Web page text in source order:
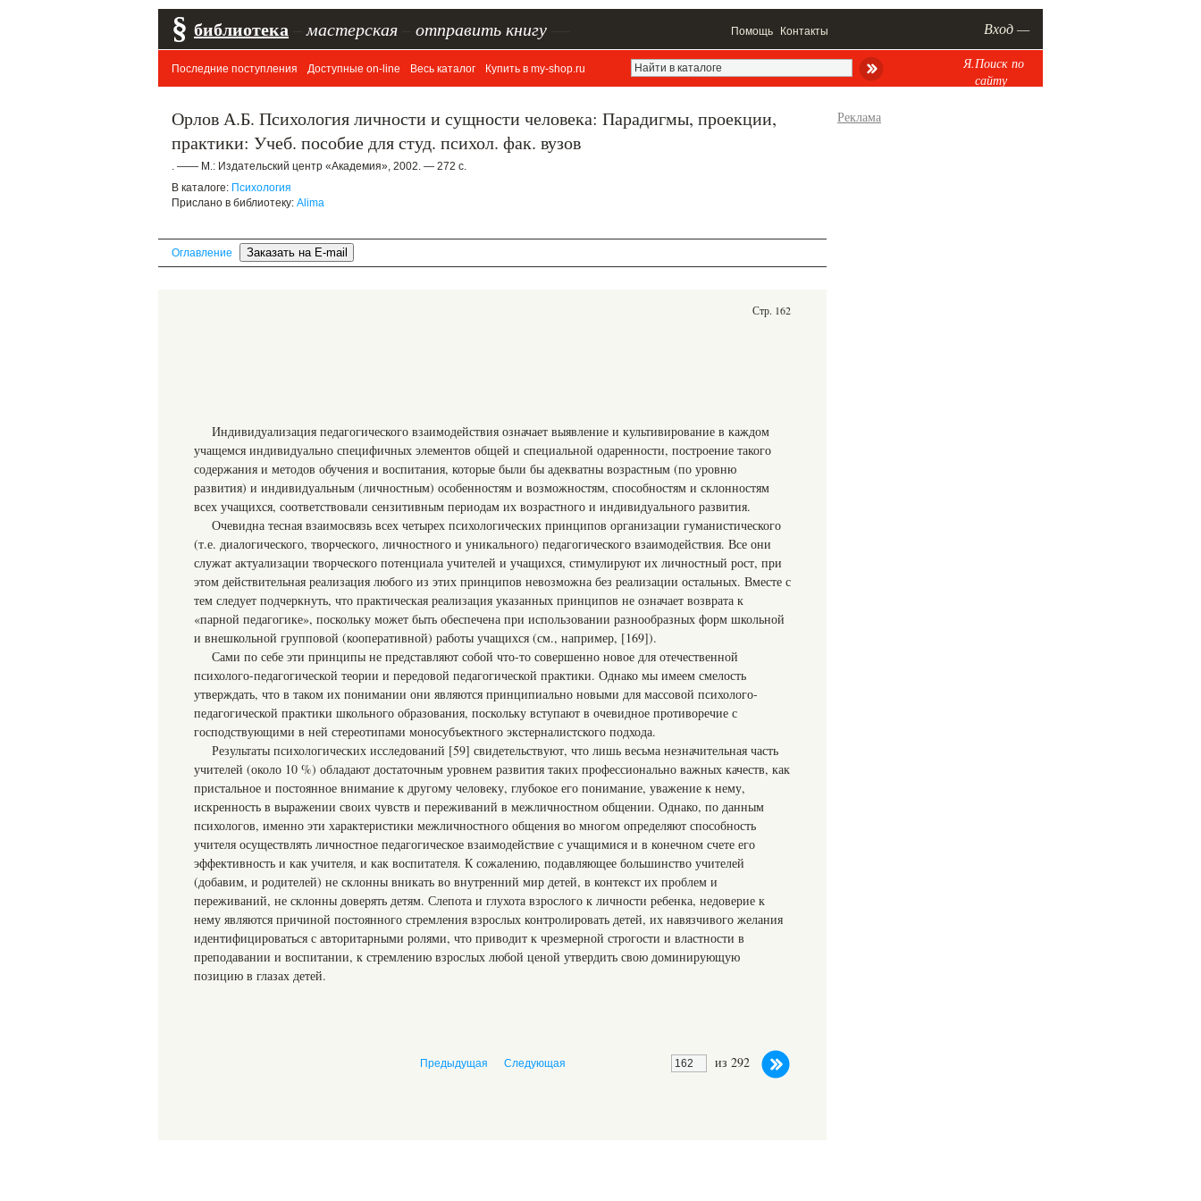
§ библиотека мастерская отправить книгу Помощь Контакты Вход —
Последние поступления Доступные on-line Весь каталог Купить в my-shop.ru
Я.Поиск по
сайту
Орлов А.Б. Психология личности и сущности человека: Парадигмы, проекции,
практики: Учеб. пособие для студ. психол. фак. вузов
. —— М.: Издательский центр «Академия», 2002. — 272 с.
В каталоге: Психология
Прислано в библиотеку: Alima
Оглавление
Стр. 162
Индивидуализация педагогического взаимодействия означает выявление и культивирование в каждом
учащемся индивидуально специфичных элементов общей и специальной одаренности, построение такого
содержания и методов обучения и воспитания, которые были бы адекватны возрастным (по уровню
развития) и индивидуальным (личностным) особенностям и возможностям, способностям и склонностям
всех учащихся, соответствовали сензитивным периодам их возрастного и индивидуального развития.
Очевидна тесная взаимосвязь всех четырех психологических принципов организации гуманистического
(т.е. диалогического, творческого, личностного и уникального) педагогического взаимодействия. Все они
служат актуализации творческого потенциала учителей и учащихся, стимулируют их личностный рост, при
этом действительная реализация любого из этих принципов невозможна без реализации остальных. Вместе с
тем следует подчеркнуть, что практическая реализация указанных принципов не означает возврата к
«парной педагогике», поскольку может быть обеспечена при использовании разнообразных форм школьной
и внешкольной групповой (кооперативной) работы учащихся (см., например, [169]).
Сами по себе эти принципы не представляют собой что-то совершенно новое для отечественной
психолого-педагогической теории и передовой педагогической практики. Однако мы имеем смелость
утверждать, что в таком их понимании они являются принципиально новыми для массовой психолого-
педагогической практики школьного образования, поскольку вступают в очевидное противоречие с
господствующими в ней стереотипами моносубъектного экстерналистского подхода.
Результаты психологических исследований [59] свидетельствуют, что лишь весьма незначительная часть
учителей (около 10 %) обладают достаточным уровнем развития таких профессионально важных качеств, как
пристальное и постоянное внимание к другому человеку, глубокое его понимание, уважение к нему,
искренность в выражении своих чувств и переживаний в межличностном общении. Однако, по данным
психологов, именно эти характеристики межличностного общения во многом определяют способность
учителя осуществлять личностное педагогическое взаимодействие с учащимися и в конечном счете его
эффективность и как учителя, и как воспитателя. К сожалению, подавляющее большинство учителей
(добавим, и родителей) не склонны вникать во внутренний мир детей, в контекст их проблем и
переживаний, не склонны доверять детям. Слепота и глухота взрослого к личности ребенка, недоверие к
нему являются причиной постоянного стремления взрослых контролировать детей, их навязчивого желания
идентифицироваться с авторитарными ролями, что приводит к чрезмерной строгости и властности в
преподавании и воспитании, к стремлению взрослых любой ценой утвердить свою доминирующую
позицию в глазах детей.
из 292
Предыдущая Следующая
Реклама